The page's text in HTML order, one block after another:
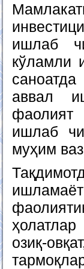
ишлаб
кўламли
аввал
фаолият
ишлаб
муҳим
озиқ-